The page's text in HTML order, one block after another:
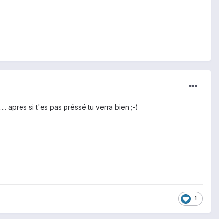
apres si t'es pas préssé tu verra bien ;-)
1